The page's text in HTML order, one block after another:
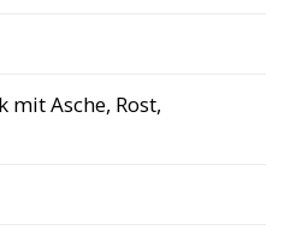
Asche, Rost,